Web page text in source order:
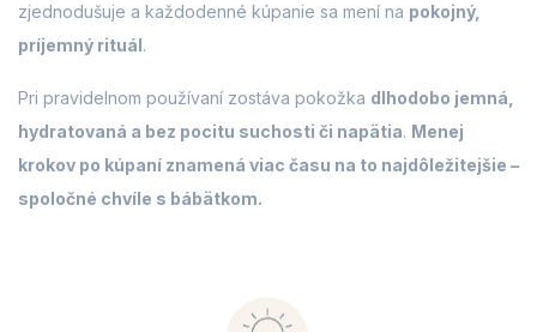
zjednodušuje a každodenné kúpanie sa mení na pokojný,
príjemný rituál.
Pri pravidelnom používaní zostáva pokožka dlhodobo jemná,
hydratovaná a bez pocitu suchosti či napätia. Menej
krokov po kúpaní znamená viac času na to najdôležitejšie –
spoločné chvíle s bábätkom.